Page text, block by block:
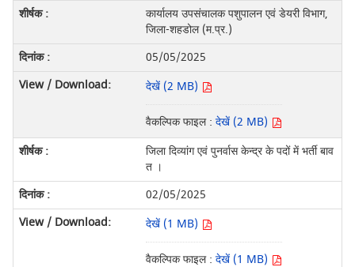
कार्यालय उपसंचालक पशुपालन एवं डेयरी विभाग,
जिला-शहडोल (म.प्र.)
05/05/2025
देखें (2 MB)
वैकल्पिक फाइल : देखें (2 MB)
जिला दिव्यांग एवं पुनर्वास केन्द्र के पदों में भर्ती बाव
त ।
02/05/2025
देखें (1 MB)
वैकल्पिक फाइल : देखें (1 MB)